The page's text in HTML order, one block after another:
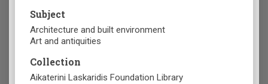
Subject
Architecture and built environment
Art and antiquities
Collection
Aikaterini Laskaridis Foundation Library